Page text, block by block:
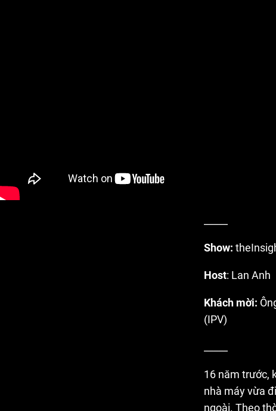
Show:
Host: Lan Anh
Khách mời:
(IPV)
16 năm trước,
nhà máy vừa
ngoài. Theo